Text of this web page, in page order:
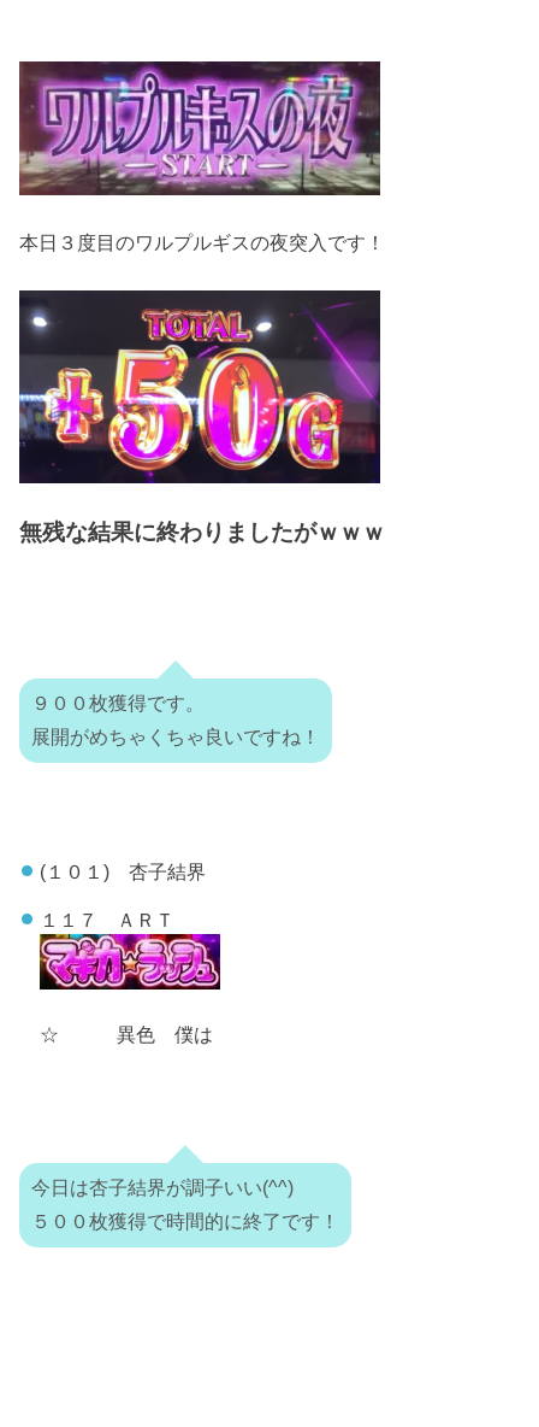
本日３度目のワルプルギスの夜突入です！
無残な結果に終わりましたがｗｗｗ
９００枚獲得です。
展開がめちゃくちゃ良いですね！
(１０１) 杏子結界
１１７ ＡＲＴ
☆ 異色 僕は
今日は杏子結界が調子いい(^^)
５００枚獲得で時間的に終了です！